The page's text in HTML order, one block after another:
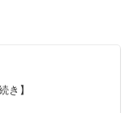
き】